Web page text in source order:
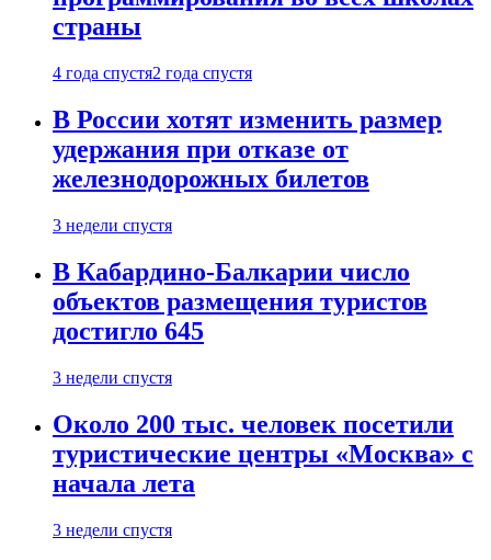
страны
4 года спустя2 года спустя
В России хотят изменить размер
удержания при отказе от
железнодорожных билетов
3 недели спустя
В Кабардино-Балкарии число
объектов размещения туристов
достигло 645
3 недели спустя
Около 200 тыс. человек посетили
туристические центры «Москва» с
начала лета
3 недели спустя